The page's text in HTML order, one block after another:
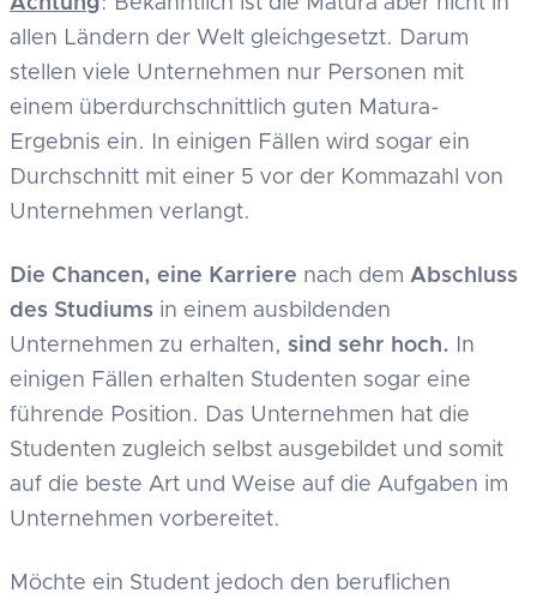
allen Ländern der Welt gleichgesetzt. Darum
stellen viele Unternehmen nur Personen mit
einem überdurchschnittlich guten Matura-
Ergebnis ein. In einigen Fällen wird sogar ein
Durchschnitt mit einer 5 vor der Kommazahl von
Unternehmen verlangt.
Die Chancen, eine Karriere nach dem Abschluss
des Studiums in einem ausbildenden
Unternehmen zu erhalten, sind sehr hoch. In
einigen Fällen erhalten Studenten sogar eine
führende Position. Das Unternehmen hat die
Studenten zugleich selbst ausgebildet und somit
auf die beste Art und Weise auf die Aufgaben im
Unternehmen vorbereitet.
Möchte ein Student jedoch den beruflichen